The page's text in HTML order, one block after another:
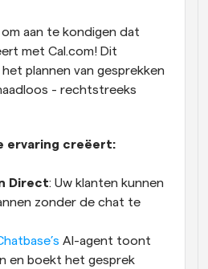
met AI-gestuurde
en herinneringen
het laatste nieuws en updates
Links
met meerdere mensen
met Cal.com! Dit
plannen van gesprekken
- rechtstreeks
ervaring creëert:
Direct: Uw klanten kunnen
zonder de chat te
AI-agent toont
en boekt het gesprek